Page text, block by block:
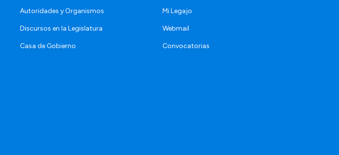
Autoridades y Organismos
Discursos en la Legislatura
Casa de Gobierno
Mi Legajo
Webmail
Convocatorias